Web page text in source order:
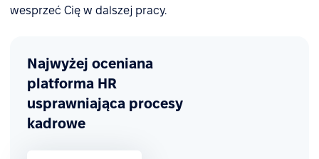
wesprzeć Cię w dalszej pracy.
Najwyżej oceniana
platforma HR
usprawniająca procesy
kadrowe